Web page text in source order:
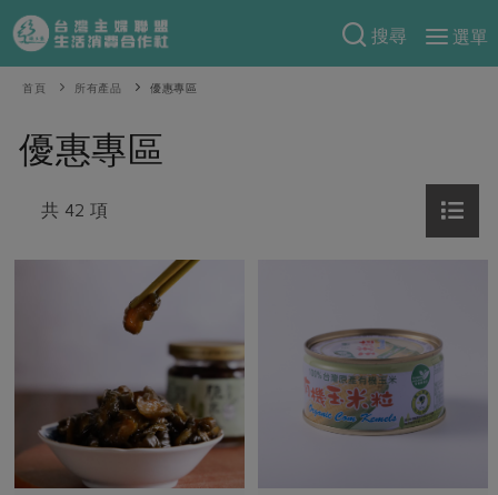
搜尋
選單
產品分類
當季蔬果
一籃菜
芽苗類
奶蛋豆・五穀
豆製品 米麵雜糧
食譜料理
常備菜
蔬食
蛋料理
把最好的台灣味帶回家！
防災用品預購圓滿結束
2026年端午節預購圓滿結束
更多預購活動
當季產品
一籃菜真心話
社內大小事 合作聯合國
產品故事 生活提案
樂齡生活
關於合作社
合作社組織
員工與求才
首頁 所有產品 優惠專區
優惠專區
共 42 項